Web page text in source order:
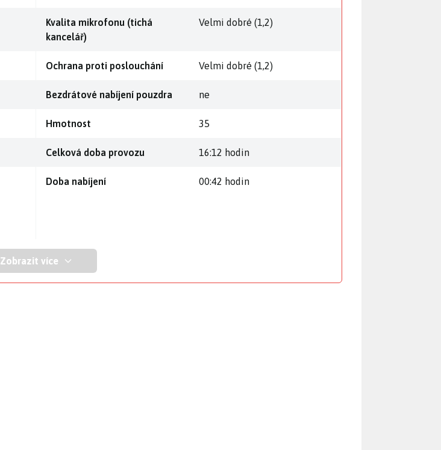
Kvalita mikrofonu (tichá
kancelář)
Velmi dobré (1,2)
Ochrana proti poslouchání Velmi dobré (1,2)
Bezdrátové nabíjení pouzdra ne
Hmotnost 35
Celková doba provozu 16:12 hodin
Doba nabíjení 00:42 hodin
Zobrazit více